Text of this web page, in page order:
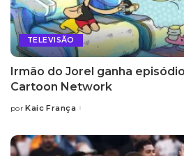
TELEVISÃO
Irmão do Jorel ganha
Cartoon Network
Posted
por Kaic França